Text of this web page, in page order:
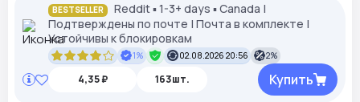
BESTSELLER
Reddit ▪︎ 1-3+ days ▪︎ Canada |
Подтверждены по почте | Почта в комплекте |
Устойчивы к блокировкам
1% 02.08.2026 20:56 2%
4,35 ₽ 163шт. Купить